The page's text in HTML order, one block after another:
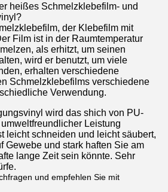
heißes Schmelzklebefilm- und
der Klebefilm mit
Film ist in der Raumtemperatur
als erhitzt, um seinen
wird er benutzt, um viele
erhalten verschiedene
Schmelzklebefilms verschiedene
Verwendung.
wird das shich von PU-
Leistung
leicht schneiden und leicht säubert,
Gewebe und stark haften Sie am
lange Zeit sein könnte. Sehr
und empfehlen Sie mit